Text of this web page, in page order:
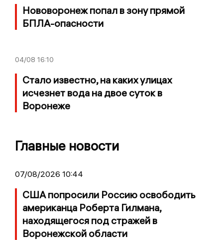
Нововоронеж попал в зону прямой
БПЛА-опасности
04/08 16:10
Стало известно, на каких улицах
исчезнет вода на двое суток в
Воронеже
Главные новости
07/08/2026 10:44
США попросили Россию освободить
американца Роберта Гилмана,
находящегося под стражей в
Воронежской области